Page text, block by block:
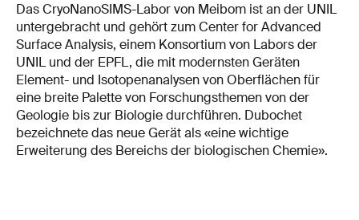
Das CryoNanoSIMS-Labor von Meibom ist an der UNIL
untergebracht und gehört zum Center for Advanced
Surface Analysis, einem Konsortium von Labors der
UNIL und der EPFL, die mit modernsten Geräten
Element- und Isotopenanalysen von Oberflächen für
eine breite Palette von Forschungsthemen von der
Geologie bis zur Biologie durchführen. Dubochet
bezeichnete das neue Gerät als «eine wichtige
Erweiterung des Bereichs der biologischen Chemie».